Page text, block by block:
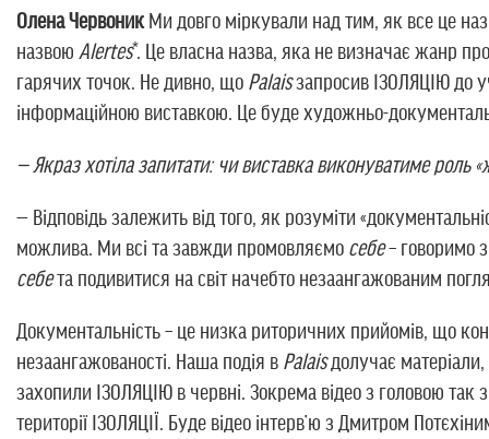
Олена ЧервоникМи довго міркували над тим, як все це
назвою Alertes*. Це власна назва, яка не визначає жанр
гарячих точок. Не дивно, що Palaisзапросив ІЗОЛЯЦІЮ до
інформаційною виставкою. Це буде художньо-
— Якраз хотіла запитати: чи виставка виконуватиме роль
— Відповідь залежить від того, як розуміти
можлива. Ми всі та завжди промовляємо себе– говоримо
себета подивитися на світ начебто незаангажованим
Документальність – це низка риторичних прийомів, що
незаангажованості. Наша подія в Palaisдолучає
захопили ІЗОЛЯЦІЮ в червні. Зокрема відео з головою так
території ІЗОЛЯЦІЇ. Буде відео інтерв’ю з Дмитром